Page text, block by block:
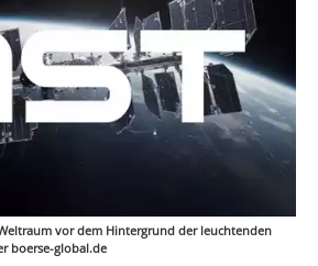
vor dem Hintergrund der leuchtenden
boerse-global.de